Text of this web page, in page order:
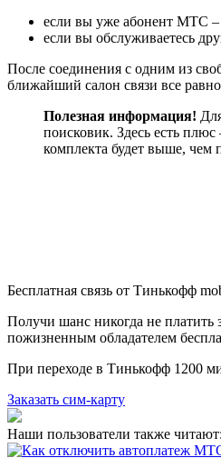
если вы уже абонент МТС –
если вы обслуживаетесь
После соединения с одним из
ближайший салон связи все равно
Полезная информация!
поисковик. Здесь есть
комплекта будет выше, чем
Бесплатная связь от Тинькофф
Получи шанс никогда не платить
пожизненным обладателем
При переходе в Тинькофф 1200
Заказать сим-карту
Наши пользователи также читают: